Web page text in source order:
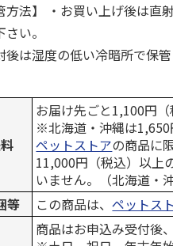
方法】 ・お買い上げ後は
い。
後は湿度の低い冷暗所で保
お届け先ごと1,100円（
※北海道・沖縄は1,650
ペットストアの商品に
11,000円（税込）以上
いません。（北海道・
等
この商品は、ペットス
商品はお申込み受付後